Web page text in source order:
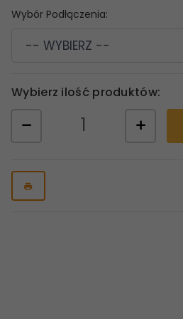
Wybór Podłączenia:
-- WYBIERZ --
Wybierz ilość produktów: